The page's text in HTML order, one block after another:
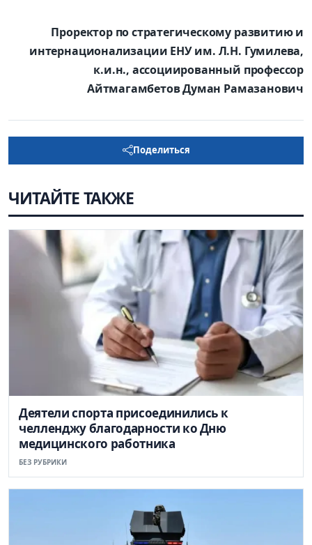
Проректор по стратегическому развитию и
интернационализации ЕНУ им. Л.Н. Гумилева,
к.и.н., ассоциированный профессор
Айтмагамбетов Думан Рамазанович
Поделиться
ЧИТАЙТЕ ТАКЖЕ
Деятели спорта присоединились к
челленджу благодарности ко Дню
медицинского работника
БЕЗ РУБРИКИ